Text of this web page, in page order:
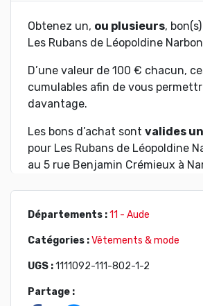
Obtenez un, ou plusieurs,
Les Rubans de Léopoldine
D’une valeur de 100 € chacun,
cumulables afin de vous
davantage.
Les bons d’achat sont valides
pour Les Rubans de Léopoldine
au 5 rue Benjamin Crémieux à
Départements :11 - Aude
Catégories :Vêtements & mode
UGS :1111092-111-802-1-2
Partage :